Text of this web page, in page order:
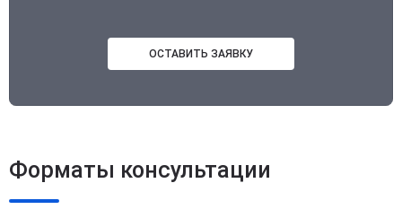
ОСТАВИТЬ ЗАЯВКУ
Форматы консультации